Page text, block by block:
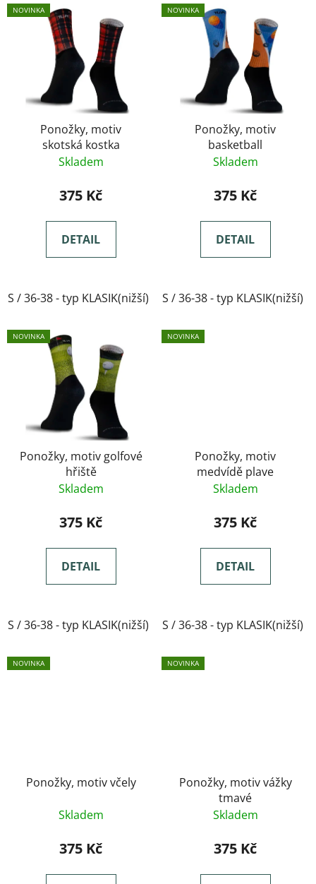
NOVINKA
Ponožky, motiv
skotská kostka
Skladem
375 Kč
DETAIL
S / 36-38 - typ KLASIK(nižší) M / 39-41- typ KLASIK(nižší)
NOVINKA
Ponožky, motiv
basketball
Skladem
375 Kč
DETAIL
S / 36-38 - typ KLASIK(nižší)
NOVINKA
Ponožky, motiv golfové
hřiště
Skladem
375 Kč
DETAIL
S / 36-38 - typ KLASIK(nižší) M / 39-41- typ KLASIK(nižší)
NOVINKA
Ponožky, motiv
medvídě plave
Skladem
375 Kč
DETAIL
S / 36-38 - typ KLASIK(nižší)
NOVINKA
Ponožky, motiv včely
Skladem
375 Kč
NOVINKA
Ponožky, motiv vážky
tmavé
Skladem
375 Kč